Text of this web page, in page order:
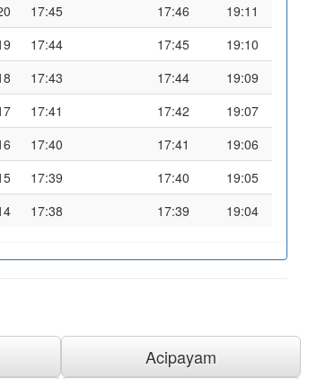
17:45 17:46
19:11
17:44 17:45
19:10
17:43 17:44
19:09
17:41 17:42
19:07
17:40 17:41
19:06
17:39 17:40
19:05
17:38 17:39 19:04
Acipayam